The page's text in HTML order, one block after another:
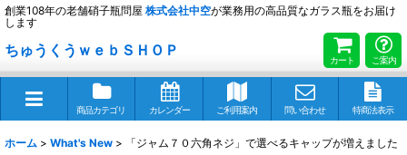
創業108年の老舗硝子瓶問屋 株式会社中空が業務用の高品質なガラス瓶をお届け
します
ちゅうくうｗｅｂＳＨＯＰ
カート ご案内
商品カテゴリ カレンダー ご利用案内 問い合わせ 特商法表示
ホーム > What's New > 「ジャム７０六角ネジ」で選べるキャップが増えました